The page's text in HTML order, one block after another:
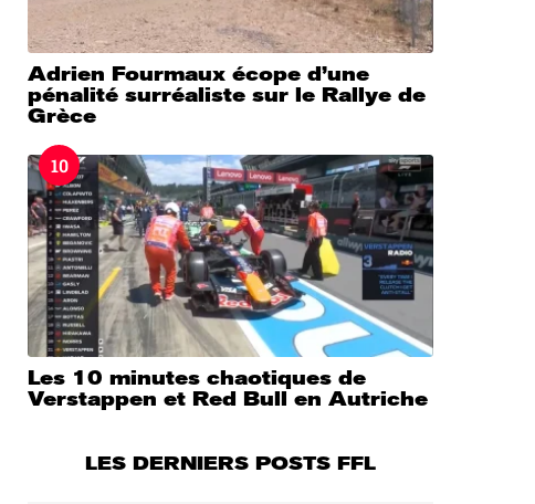
Adrien Fourmaux écope d’une
pénalité surréaliste sur le Rallye de
Grèce
10
Les 10 minutes chaotiques de
Verstappen et Red Bull en Autriche
LES DERNIERS POSTS FFL